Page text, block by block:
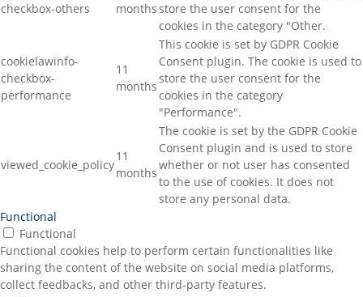
checkbox-others
monthsstore the user consent for the
cookies in the category "Other.
cookielawinfo-
checkbox-
performance
11
months
This cookie is set by GDPR Cookie
Consent plugin. The cookie is used to
store the user consent for the
cookies in the category
"Performance".
viewed_cookie_policy
11
months
The cookie is set by the GDPR Cookie
Consent plugin and is used to store
whether or not user has consented
to the use of cookies. It does not
store any personal data.
Functional
Functional
Functional cookies help to perform certain functionalities like
sharing the content of the website on social media platforms,
collect feedbacks, and other third-party features.